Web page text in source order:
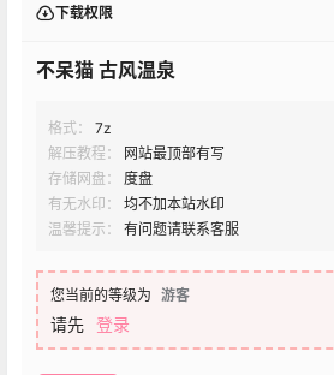
下载权限
不呆猫 古风温泉
格式：
7z
解压教程：
网站最顶部有写
存储网盘：
度盘
有无水印：
均不加本站水印
温馨提示：
有问题请联系客服
您当前的等级为 游客
请先 登录